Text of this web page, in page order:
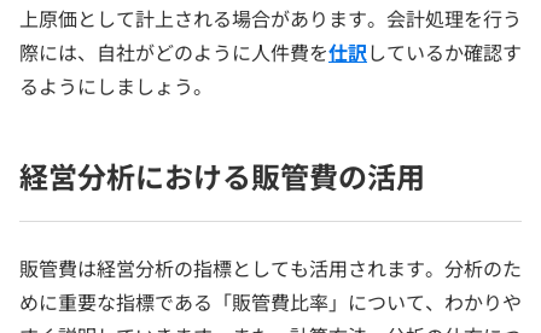
上原価として計上される場合があります。会計処理を行う
際には、自社がどのように人件費を仕訳しているか確認す
るようにしましょう。
経営分析における販管費の活用
販管費は経営分析の指標としても活用されます。分析のた
めに重要な指標である「販管費比率」について、わかりや